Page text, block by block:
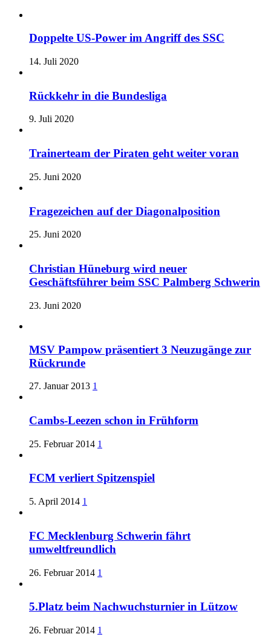
Doppelte US-Power im Angriff des SSC
14. Juli 2020
Rückkehr in die Bundesliga
9. Juli 2020
Trainerteam der Piraten geht weiter voran
25. Juni 2020
Fragezeichen auf der Diagonalposition
25. Juni 2020
Christian Hüneburg wird neuer
Geschäftsführer beim SSC Palmberg Schwerin
23. Juni 2020
MSV Pampow präsentiert 3 Neuzugänge zur
Rückrunde
27. Januar 2013 1
Cambs-Leezen schon in Frühform
25. Februar 2014 1
FCM verliert Spitzenspiel
5. April 2014 1
FC Mecklenburg Schwerin fährt
umweltfreundlich
26. Februar 2014 1
5.Platz beim Nachwuchsturnier in Lützow
26. Februar 2014 1